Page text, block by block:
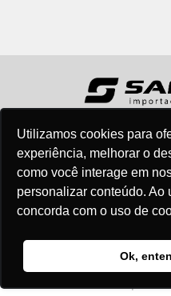
Utilizamos cookies para
experiência, melhorar o
como você interage em
personalizar conteúdo. Ao
concorda com o uso de
Ok,
Santana - Importação e
Atendimento por telefone:
@2026- Todos